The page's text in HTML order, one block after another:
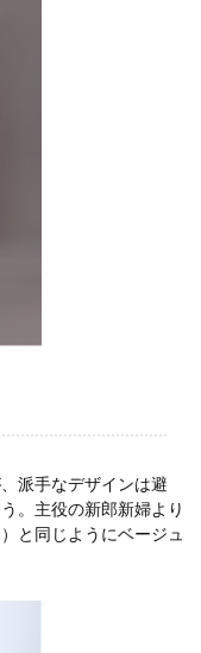
派手なデザインは避
。主役の新郎新婦より
と同じようにベージュ